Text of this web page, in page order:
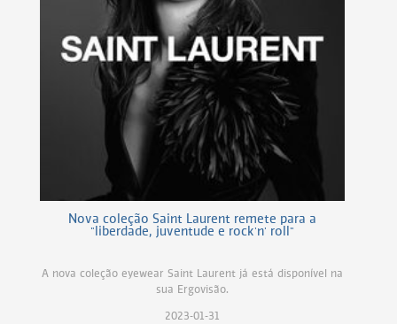
Nova coleção Saint Laurent remete para a
"liberdade, juventude e rock'n' roll"
A nova coleção eyewear Saint Laurent já está disponível na
sua Ergovisão.
2023-01-31